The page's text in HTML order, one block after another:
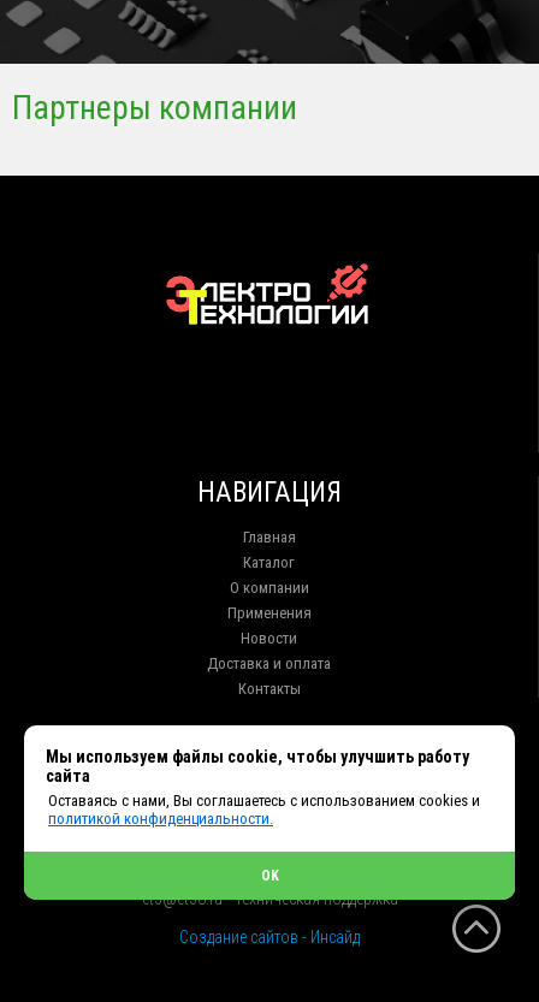
Партнеры компании
НАВИГАЦИЯ
Главная
Каталог
О компании
Применения
Новости
Доставка и оплата
Контакты
+7 (914) 010-76-83, 8 (3952) 93-27-93 - Отдел продаж
+7 (950) 075-85-99 - Техническая поддержка
et2@et38.ru - Отдел продаж
et3@et38.ru - Техническая поддержка
Создание сайтов - Инсайд
Мы используем файлы cookie, чтобы улучшить работу
сайта
Оставаясь с нами, Вы соглашаетесь с использованием cookies и
политикой конфиденциальности.
OK